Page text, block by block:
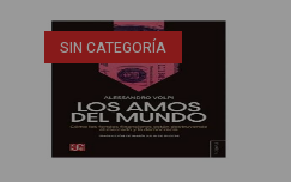
SIN CATEGORÍA